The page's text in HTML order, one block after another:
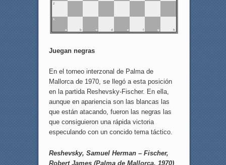
2
1
a b c d e f g h
Juegan negras
En el torneo interzonal de Palma de
Mallorca de 1970, se llegó a esta posición
en la partida Reshevsky-Fischer. En ella,
aunque en apariencia son las blancas las
que están atacando, fueron las negras las
que consiguieron una rápida victoria
especulando con un concido tema táctico.
Reshevsky, Samuel Herman – Fischer,
Robert James (Palma de Mallorca, 1970)